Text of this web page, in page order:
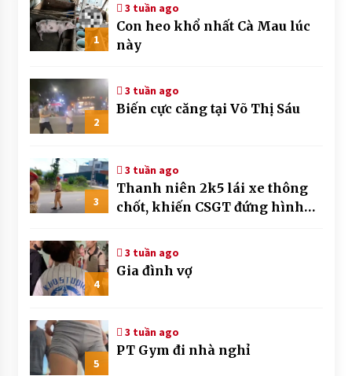
1
3 tuần ago
Con heo khổ nhất Cà Mau lúc
này
2
3 tuần ago
Biến cực căng tại Võ Thị Sáu
3
3 tuần ago
Thanh niên 2k5 lái xe thông
chốt, khiến CSGT đứng hình
4
3 tuần ago
Gia đình vợ
5
3 tuần ago
PT Gym đi nhà nghỉ